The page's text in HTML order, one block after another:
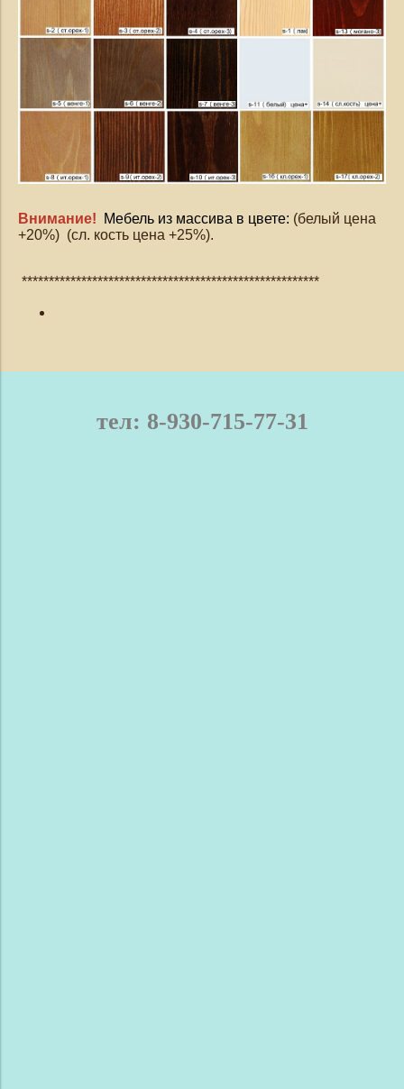
Внимание! Мебель из массива в цвете: (белый цена
+20%) (сл. кость цена +25%).
*******************************************************
тел: 8-930-715-77-31